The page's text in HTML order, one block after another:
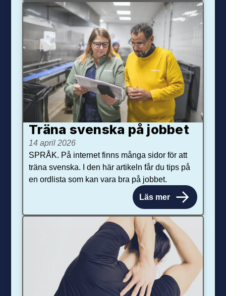
Träna svenska på jobbet
14 april 2026
SPRÅK. På internet finns många sidor för att
träna svenska. I den här artikeln får du tips på
en ordlista som kan vara bra på jobbet.
Läs mer